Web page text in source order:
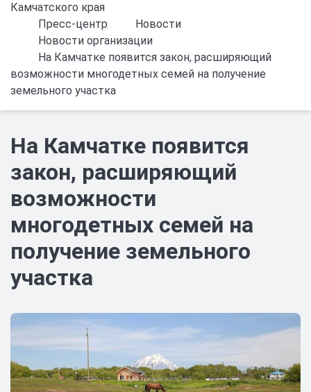
Камчатского края
Пресс-центр
Новости
Новости организации
На Камчатке появится закон, расширяющий
возможности многодетных семей на получение
земельного участка
На Камчатке появится
закон, расширяющий
возможности
многодетных семей на
получение земельного
участка